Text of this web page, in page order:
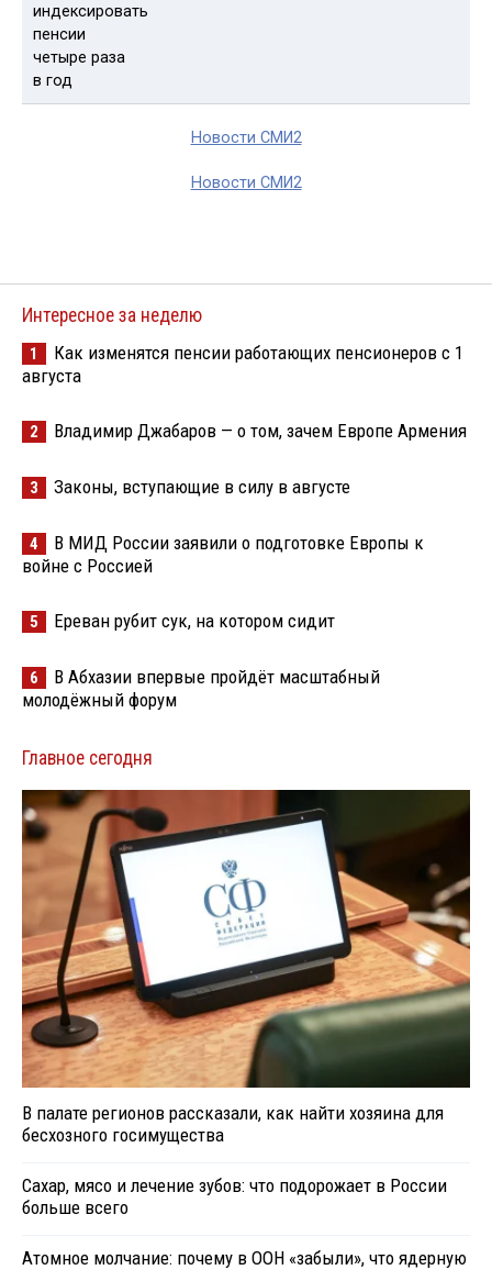
Новости СМИ2
Новости СМИ2
Интересное за неделю
1
Как изменятся пенсии работающих пенсионеров с 1
августа
2 Владимир Джабаров — о том, зачем Европе Армения
3 Законы, вступающие в силу в августе
4
В МИД России заявили о подготовке Европы к
войне с Россией
5 Ереван рубит сук, на котором сидит
6
В Абхазии впервые пройдёт масштабный
молодёжный форум
Главное сегодня
В палате регионов рассказали, как найти хозяина для
бесхозного госимущества
Сахар, мясо и лечение зубов: что подорожает в России
больше всего
Атомное молчание: почему в ООН «забыли», что ядерную